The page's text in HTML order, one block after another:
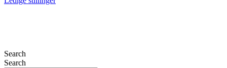
Search
Search